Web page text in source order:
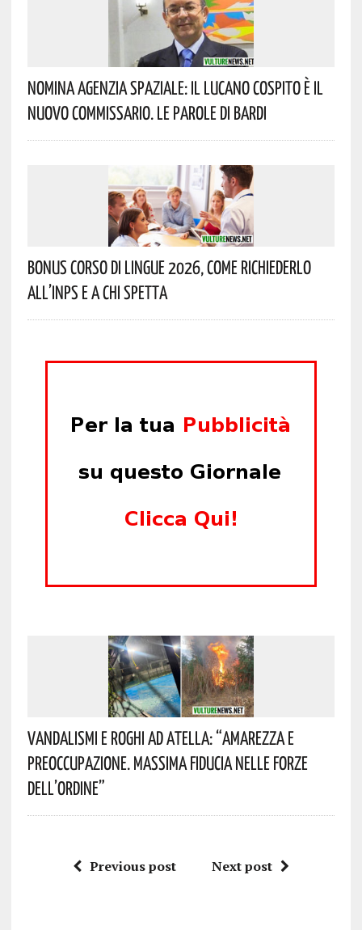
Nomina Agenzia Spaziale: Il Lucano Cospito È Il
Nuovo Commissario. Le Parole Di Bardi
Bonus Corso Di Lingue 2026, Come Richiederlo
All’INPS E A Chi Spetta
Vandalismi E Roghi Ad Atella: “Amarezza E
Preoccupazione. Massima Fiducia Nelle Forze
Dell’Ordine”
Previous post Next post